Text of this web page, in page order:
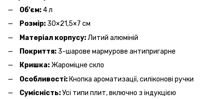
Об'єм:4 л
Розмір: 30×21,5×7 см
Матеріал корпусу:Литий алюміній
Покриття: 3-шарове мармурове антипригарне
Кришка: Жароміцне скло
Особливості: Кнопка ароматизації, силіконові ручки
Сумісність:Усі типи плит, включно з індукцією